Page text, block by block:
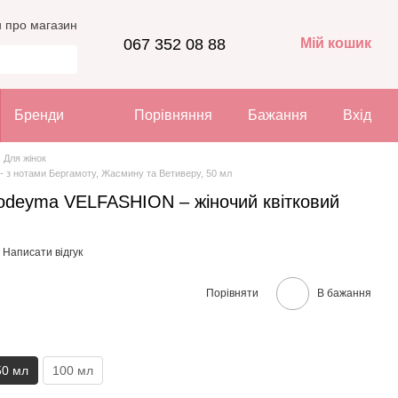
про магазин
067 352 08 88 Мій кошик
Бренди Порівняння Бажання Вхід
Для жінок
з нотами Бергамоту, Жасмину та Ветиверу, 50 мл
VELFASHION – жіночий квітковий
Написати відгук
Порівняти В бажання
мл 100 мл